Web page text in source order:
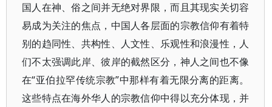
国人在神、俗之间并无绝对界限，而且其现实关切容
易成为关注的焦点，中国人各层面的宗教信仰有着特
别的趋同性、共构性、人文性、乐观性和浪漫性，人
们不太强调此岸、彼岸的截然区分，神人之间也不像
在“亚伯拉罕传统宗教”中那样有着无限分离的距离。
这些特点在海外华人的宗教信仰中得以充分体现，并